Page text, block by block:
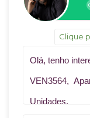
Clique